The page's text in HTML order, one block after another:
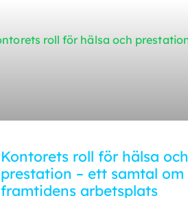
Kontorets roll för hälsa och
prestation – ett samtal om
framtidens arbetsplats